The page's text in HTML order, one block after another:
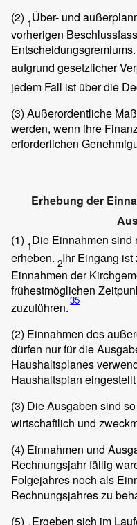
(2) 1Über- und
vorherigen
Entscheidungsgremiums.
aufgrund gesetzlicher
jedem Fall ist über die
(3) Außerordentliche
werden, wenn ihre
erforderlichen
Erhebung der
(1) 1Die Einnahmen sind
erheben. 2Ihr Eingang
Einnahmen der
frühestmöglichen
zuzuführen.35
(2) Einnahmen des
dürfen nur für die
Haushaltsplanes
Haushaltsplan
(3) Die Ausgaben sind
wirtschaftlich und
(4) Einnahmen und
Rechnungsjahr fällig
Folgejahres noch als
Rechnungsjahres zu
(5) Ergeben sich im